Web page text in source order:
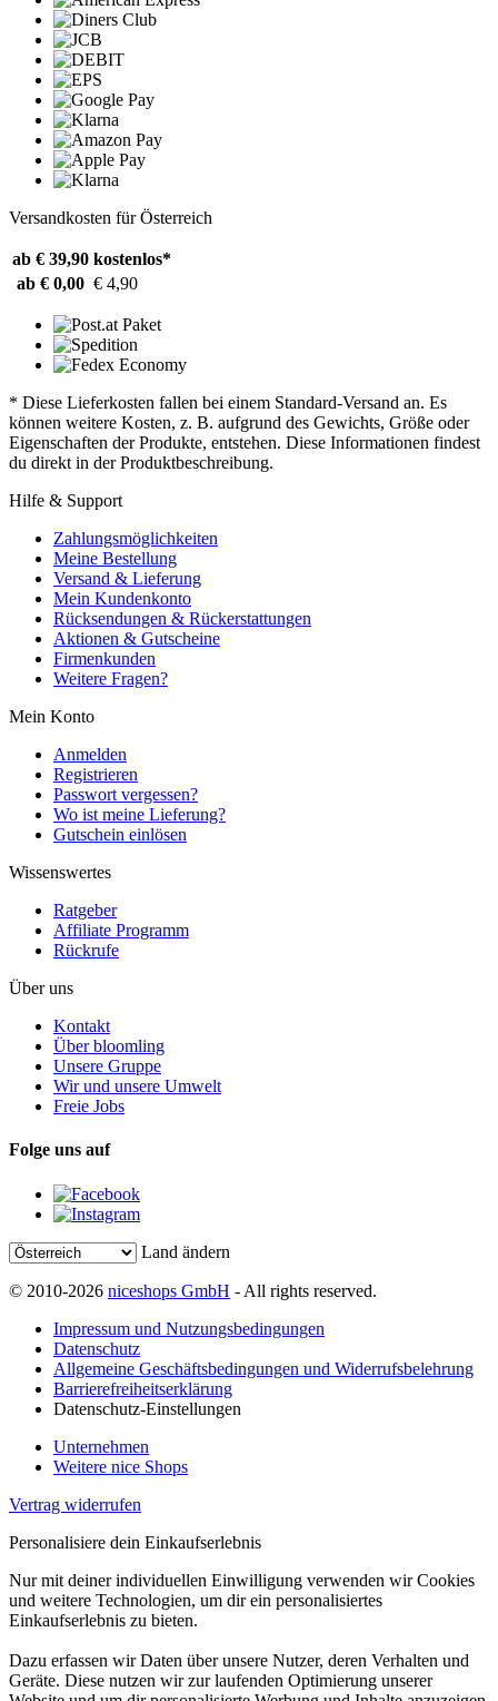
Versandkosten für Österreich
ab € 39,90 kostenlos*
ab € 0,00 € 4,90
* Diese Lieferkosten fallen bei einem Standard-Versand an. Es
können weitere Kosten, z. B. aufgrund des Gewichts, Größe oder
Eigenschaften der Produkte, entstehen. Diese Informationen findest
du direkt in der Produktbeschreibung.
Hilfe & Support
Zahlungsmöglichkeiten
Meine Bestellung
Versand & Lieferung
Mein Kundenkonto
Rücksendungen & Rückerstattungen
Aktionen & Gutscheine
Firmenkunden
Weitere Fragen?
Mein Konto
Anmelden
Registrieren
Passwort vergessen?
Wo ist meine Lieferung?
Gutschein einlösen
Wissenswertes
Ratgeber
Affiliate Programm
Rückrufe
Über uns
Kontakt
Über bloomling
Unsere Gruppe
Wir und unsere Umwelt
Freie Jobs
Folge uns auf
Land ändern
© 2010-2026 niceshops GmbH - All rights reserved.
Impressum und Nutzungsbedingungen
Datenschutz
Allgemeine Geschäftsbedingungen und Widerrufsbelehrung
Barrierefreiheitserklärung
Datenschutz-Einstellungen
Unternehmen
Weitere nice Shops
Vertrag widerrufen
Personalisiere dein Einkaufserlebnis
Nur mit deiner individuellen Einwilligung verwenden wir Cookies
und weitere Technologien, um dir ein personalisiertes
Einkaufserlebnis zu bieten.
Dazu erfassen wir Daten über unsere Nutzer, deren Verhalten und
Geräte. Diese nutzen wir zur laufenden Optimierung unserer